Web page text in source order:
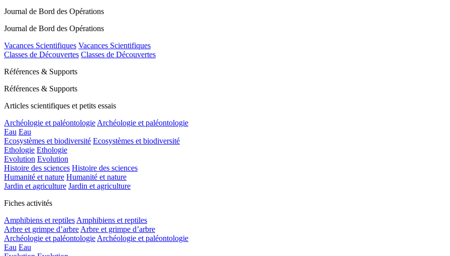
Journal de Bord des Opérations
Journal de Bord des Opérations
Vacances Scientifiques Vacances Scientifiques
Classes de Découvertes Classes de Découvertes
Références & Supports
Références & Supports
Articles scientifiques et petits essais
Archéologie et paléontologie Archéologie et paléontologie
Eau Eau
Ecosystèmes et biodiversité Ecosystèmes et biodiversité
Ethologie Ethologie
Evolution Evolution
Histoire des sciences Histoire des sciences
Humanité et nature Humanité et nature
Jardin et agriculture Jardin et agriculture
Fiches activités
Amphibiens et reptiles Amphibiens et reptiles
Arbre et grimpe d’arbre Arbre et grimpe d’arbre
Archéologie et paléontologie Archéologie et paléontologie
Eau Eau